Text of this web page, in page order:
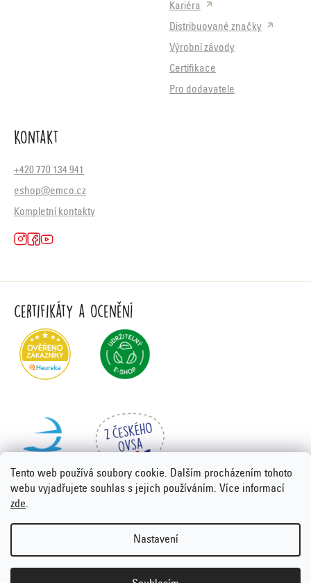
Tento web používá soubory cookie. Dalším procházením tohoto
webu vyjadřujete souhlas s jejich používáním. Více informací
zde.
Nastavení
Kariéra
Distribuované značky
Výrobní závody
Certifikace
Pro dodavatele
Kontakt
+420 770 134 941
eshop@emco.cz
Kompletní kontakty
Certifikáty a ocenění
Vytvořil Shoptet Premium
nastavení cookies